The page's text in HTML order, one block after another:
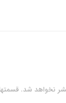
نخواهد شد.